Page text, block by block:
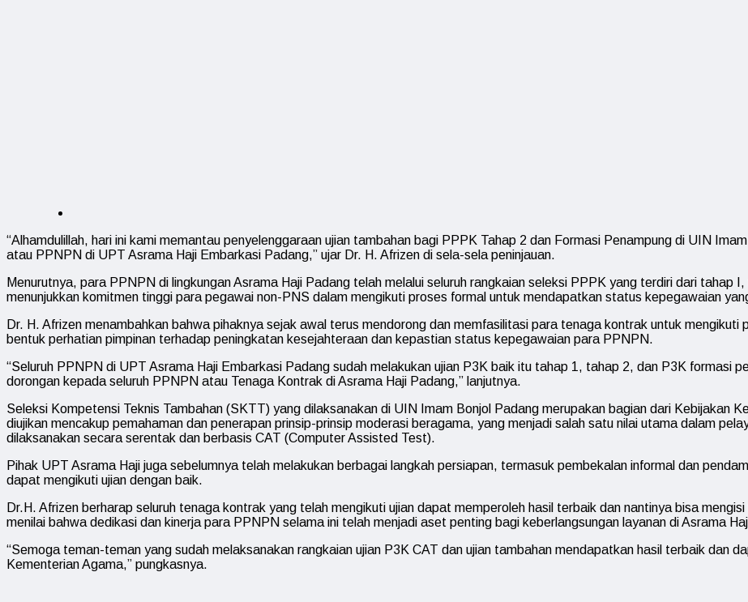
“Alhamdulillah, hari ini kami memantau penyelenggaraan ujian tambahan bagi PPPK Tahap 2 dan Formasi Penampung di UIN
atau PPNPN di UPT Asrama Haji Embarkasi Padang,” ujar Dr. H. Afrizen di sela-sela peninjauan.
Menurutnya, para PPNPN di lingkungan Asrama Haji Padang telah melalui seluruh rangkaian seleksi PPPK yang terdiri dari tahap
menunjukkan komitmen tinggi para pegawai non-PNS dalam mengikuti proses formal untuk mendapatkan status kepegawaian
Dr. H. Afrizen menambahkan bahwa pihaknya sejak awal terus mendorong dan memfasilitasi para tenaga kontrak untuk
bentuk perhatian pimpinan terhadap peningkatan kesejahteraan dan kepastian status kepegawaian para PPNPN.
“Seluruh PPNPN di UPT Asrama Haji Embarkasi Padang sudah melakukan ujian P3K baik itu tahap 1, tahap 2, dan P3K formasi
dorongan kepada seluruh PPNPN atau Tenaga Kontrak di Asrama Haji Padang,” lanjutnya.
Seleksi Kompetensi Teknis Tambahan (SKTT) yang dilaksanakan di UIN Imam Bonjol Padang merupakan bagian dari Kebijakan
diujikan mencakup pemahaman dan penerapan prinsip-prinsip moderasi beragama, yang menjadi salah satu nilai utama dalam
dilaksanakan secara serentak dan berbasis CAT (Computer Assisted Test).
Pihak UPT Asrama Haji juga sebelumnya telah melakukan berbagai langkah persiapan, termasuk pembekalan informal dan
dapat mengikuti ujian dengan baik.
Dr.H. Afrizen berharap seluruh tenaga kontrak yang telah mengikuti ujian dapat memperoleh hasil terbaik dan nantinya bisa
menilai bahwa dedikasi dan kinerja para PPNPN selama ini telah menjadi aset penting bagi keberlangsungan layanan di Asrama
“Semoga teman-teman yang sudah melaksanakan rangkaian ujian P3K CAT dan ujian tambahan mendapatkan hasil terbaik dan
Kementerian Agama,” pungkasnya.